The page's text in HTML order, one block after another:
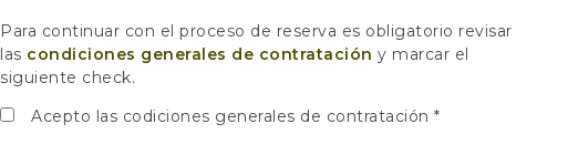
Para continuar con el proceso de reserva es obligatorio revisar
las condiciones generales de contratación y marcar el
siguiente check.
Acepto las codiciones generales de contratación*